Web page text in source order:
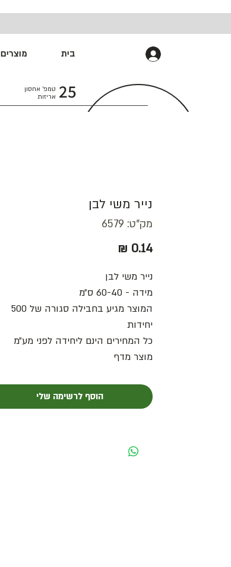
בית מוצרים
25 טמפ׳ אחסון
אריזות
נייר משי לבן
מק"ט: 6579
נייר משי לבן
מידה - 60-40 ס״מ
המוצר מגיע בחבילה סגורה של 500
יחידות
כל המחירים הינם ליחידה לפני מע״מ
מוצר מדף
הוסף לרשימה שלי